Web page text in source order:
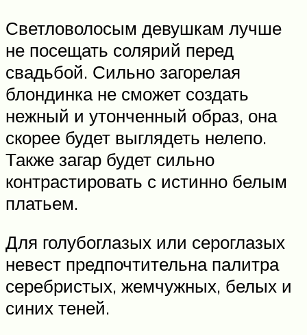
Светловолосым девушкам лучше
не посещать солярий перед
свадьбой. Сильно загорелая
блондинка не сможет создать
нежный и утонченный образ, она
скорее будет выглядеть нелепо.
Также загар будет сильно
контрастировать с истинно белым
платьем.
Для голубоглазых или сероглазых
невест предпочтительна палитра
серебристых, жемчужных, белых и
синих теней.